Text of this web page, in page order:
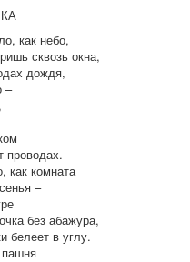
как небо,
сквозь окна,
дождя,
–
проводах.
как комната
–
без абажура,
белеет в углу.